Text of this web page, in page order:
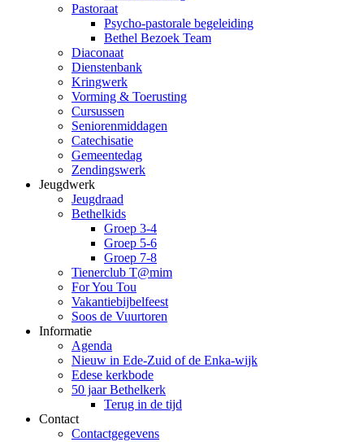
Pastoraat
Psycho-pastorale begeleiding
Bethel Bezoek Team
Diaconaat
Dienstenbank
Kringwerk
Vorming & Toerusting
Cursussen
Seniorenmiddagen
Catechisatie
Gemeentedag
Zendingswerk
Jeugdwerk
Jeugdraad
Bethelkids
Groep 3-4
Groep 5-6
Groep 7-8
Tienerclub T@mim
For You Tou
Vakantiebijbelfeest
Soos de Vuurtoren
Informatie
Agenda
Nieuw in Ede-Zuid of de Enka-wijk
Edese kerkbode
50 jaar Bethelkerk
Terug in de tijd
Contact
Contactgegevens